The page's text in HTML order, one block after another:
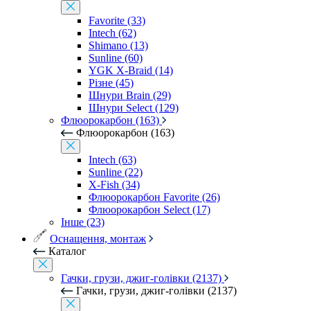
Favorite (33)
Intech (62)
Shimano (13)
Sunline (60)
YGK X-Braid (14)
Різне (45)
Шнури Brain (29)
Шнури Select (129)
Флюорокарбон (163)
Флюорокарбон (163)
Intech (63)
Sunline (22)
X-Fish (34)
Флюорокарбон Favorite (26)
Флюорокарбон Select (17)
Інше (23)
Оснащення, монтаж
Каталог
Гачки, грузи, джиг-голівки (2137)
Гачки, грузи, джиг-голівки (2137)